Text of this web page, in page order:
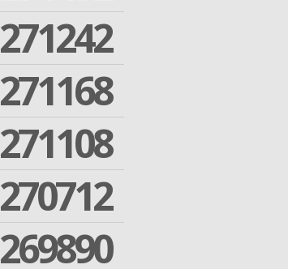
271242
271168
271108
270712
269890